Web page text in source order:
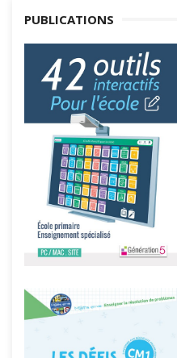
PUBLICATIONS